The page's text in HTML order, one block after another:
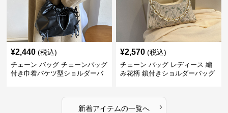
¥2,440 (税込)
チェーン バッグ チェーンバッグ
付き巾着バケツ型ショルダーバ
¥2,570 (税込)
チェーン バッグ レディース 編
み花柄 鎖付きショルダーバッグ
新着アイテムの一覧へ ›